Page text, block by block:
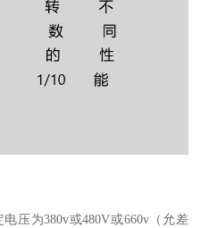
压为380v或480V或660v（允差